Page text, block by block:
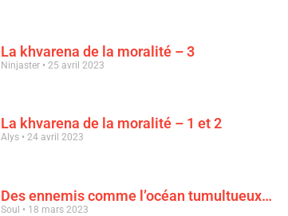
La khvarena de la moralité – 3
Ninjaster 25 avril 2023
La khvarena de la moralité – 1 et 2
Alys 24 avril 2023
Des ennemis comme l’océan tumultueux…
Soul 18 mars 2023